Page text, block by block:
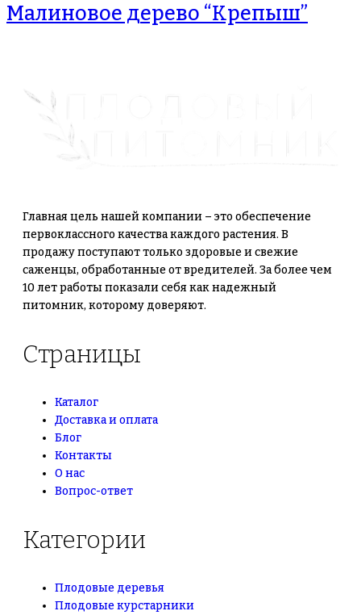
Малиновое дерево “Крепыш”
Главная цель нашей компании – это обеспечение
первоклассного качества каждого растения. В
продажу поступают только здоровые и свежие
саженцы, обработанные от вредителей. За более чем
10 лет работы показали себя как надежный
питомник, которому доверяют.
Страницы
Каталог
Доставка и оплата
Блог
Контакты
О нас
Вопрос-ответ
Категории
Плодовые деревья
Плодовые курстарники